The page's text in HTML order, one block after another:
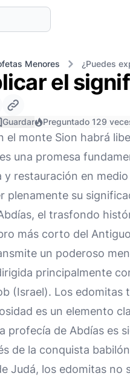
Menores ¿Puedes
el
Guardar Preguntado 129
el monte Sion habrá
una promesa
y restauración en
plenamente su
el trasfondo
más corto del
un poderoso
principalmente
(Israel). Los
es un elemento
profecía de Abdías es
de la conquista
Judá, los edomitas no